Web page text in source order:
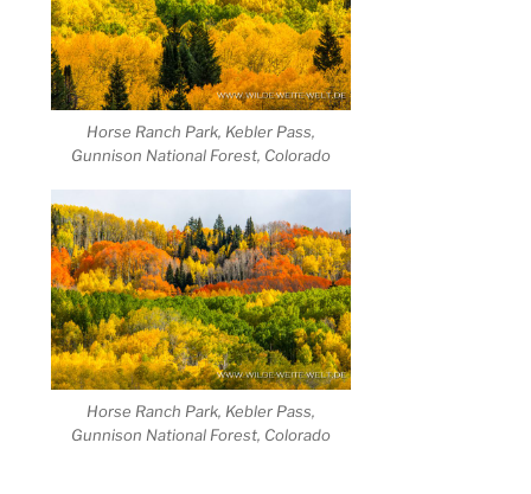
Horse Ranch Park, Kebler Pass,
Gunnison National Forest, Colorado
Horse Ranch Park, Kebler Pass,
Gunnison National Forest, Colorado